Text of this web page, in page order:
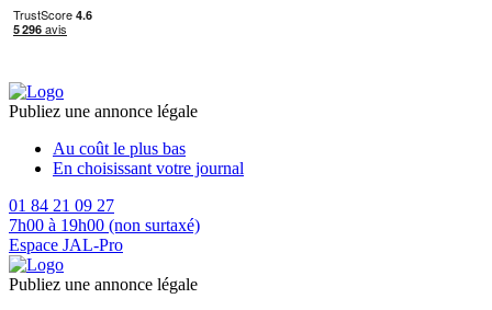
Publiez une annonce légale
Au coût le plus bas
En choisissant votre journal
01 84 21 09 27
7h00 à 19h00 (non surtaxé)
Espace JAL-Pro
Publiez une annonce légale